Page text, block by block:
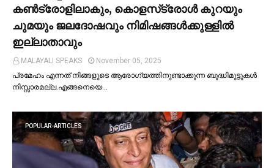
കണ്‍ട്രോളിലാകും, കൊളസ്‌ട്രോള്‍ കുറയും
ചുമയും ജലദോഷവും നിമിഷങ്ങള്‍ക്കുള്ളില്‍
ഇല്ലാതാവും
MALAYALI SPEAKS
November 05, 2025
പ്രമേഹം എന്നത് നിങ്ങളുടെ ആരോഗ്യത്തിനുണ്ടാക്കുന്ന ബുദ്ധിമുട്ടുകള്‍
നിസ്സാരമല്ല.എങ്ങനെയെ…
POPULAR-ARTICLES